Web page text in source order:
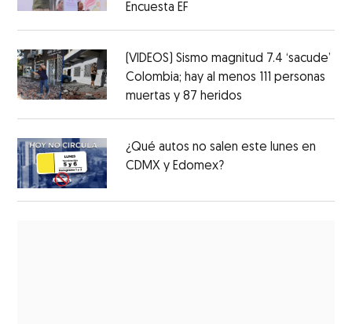
Encuesta EF
(VIDEOS) Sismo magnitud 7.4 ‘sacude’
Colombia; hay al menos 111 personas
muertas y 87 heridos
¿Qué autos no salen este lunes en
CDMX y Edomex?